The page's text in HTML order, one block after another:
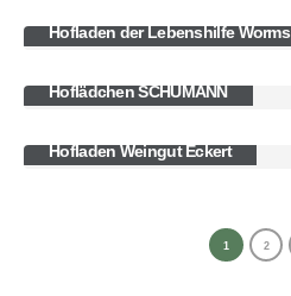
Hofladen der Lebenshilfe Worms
Hoflädchen ­SCHUMANN
Hofladen Weingut Eckert
1 2